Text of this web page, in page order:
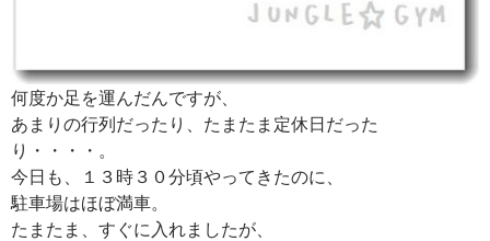
何度か足を運んだんですが、
あまりの行列だったり、たまたま定休日だった
り・・・・。
今日も、１３時３０分頃やってきたのに、
駐車場はほぼ満車。
たまたま、すぐに入れましたが、